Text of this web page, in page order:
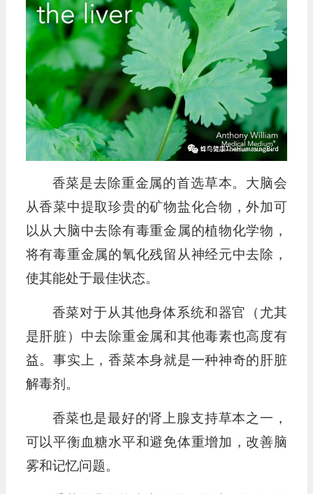
香菜是去除重金属的首选草本。大脑会
从香菜中提取珍贵的矿物盐化合物，外加可
以从大脑中去除有毒重金属的植物化学物，
将有毒重金属的氧化残留从神经元中去除，
使其能处于最佳状态。
香菜对于从其他身体系统和器官（尤其
是肝脏）中去除重金属和其他毒素也高度有
益。事实上，香菜本身就是一种神奇的肝脏
解毒剂。
香菜也是最好的肾上腺支持草本之一，
可以平衡血糖水平和避免体重增加，改善脑
雾和记忆问题。